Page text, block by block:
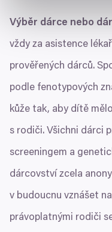
Výběr dárce nebo
vždy za asistence
prověřených dárců.
podle fenotypových
kůže tak, aby dítě
s rodiči. Všichni dárci
screeningem a
dárcovství zcela
v budoucnu vznášet
právoplatnými rodiči